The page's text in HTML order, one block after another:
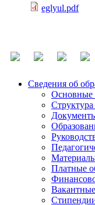
eglyul.pdf
Сведения об
Основные
Платные